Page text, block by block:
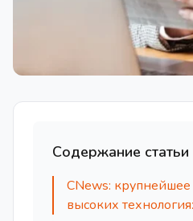
Содержание статьи
CNews:
высоких